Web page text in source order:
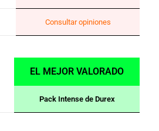
Consultar opiniones
EL MEJOR VALORADO
Pack Intense de Durex